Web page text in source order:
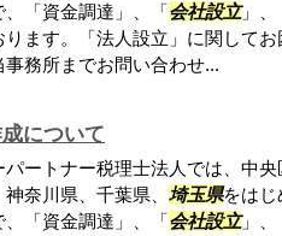
「資金調達」、「会社設立」、
ります。「法人設立」に関して
事務所までお問い合わせ...
について
パートナー税理士法人では、中
奈川県、千葉県、 埼玉県をはじ
「資金調達」、「会社設立」、